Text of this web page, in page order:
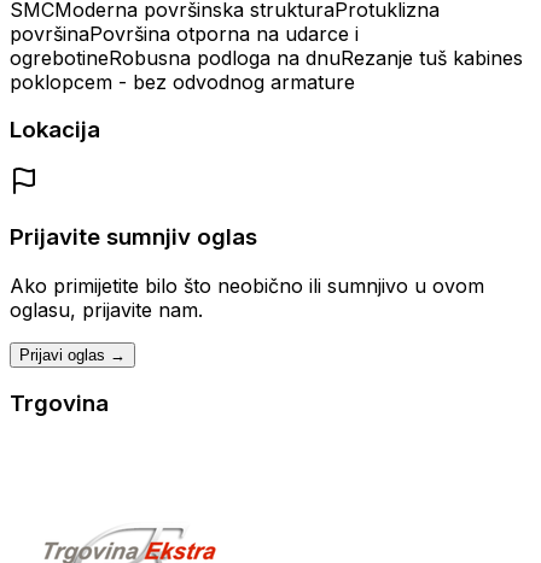
SMCModerna površinska strukturaProtuklizna
površinaPovršina otporna na udarce i
ogrebotineRobusna podloga na dnuRezanje tuš kabines
poklopcem - bez odvodnog armature
Lokacija
Prijavite sumnjiv oglas
Ako primijetite bilo što neobično ili sumnjivo u ovom
oglasu, prijavite nam.
Prijavi oglas →
Trgovina